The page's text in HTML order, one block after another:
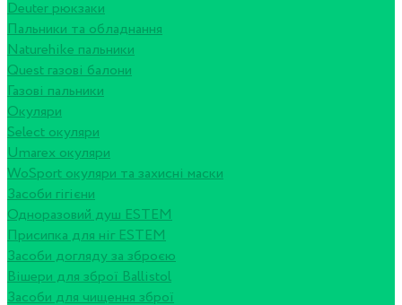
Deuter рюкзаки
Пальники та обладнання
Naturehike пальники
Quest газові балони
Газові пальники
Окуляри
Select окуляри
Umarex окуляри
WoSport окуляри та захисні маски
Засоби гігієни
Одноразовий душ ESTEM
Присипка для ніг ESTEM
Засоби догляду за зброєю
Вішери для зброї Ballistol
Засоби для чищення зброї